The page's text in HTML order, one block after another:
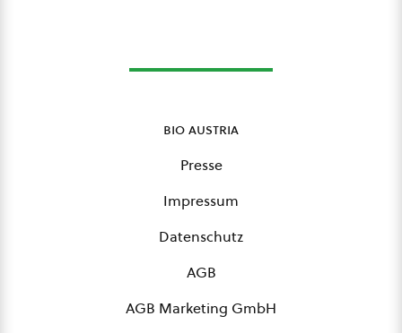
bio austria
Presse
Impressum
Datenschutz
AGB
AGB Marketing GmbH